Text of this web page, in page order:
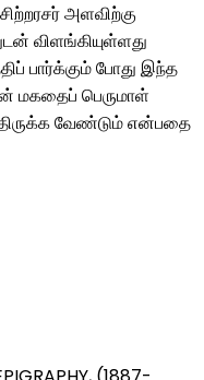
அளவிற்கு
விளங்கியுள்ளது
பார்க்கும் போது இந்த
மகதைப் பெருமாள்
வேண்டும் என்பதை